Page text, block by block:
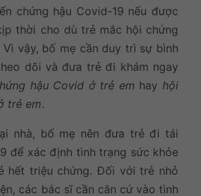
chứng hậu Covid-19 nếu được
thời cho dù trẻ mắc hội chứng
vậy, bố mẹ cần duy trì sự bình
dõi và đưa trẻ đi khám ngay
hậu Covid ở trẻ em hay hội
trẻ em.
nhà, bố mẹ nên đưa trẻ đi tái
để xác định tình trạng sức khỏe
hết triệu chứng. Đối với trẻ nhỏ
các bác sĩ cần căn cứ vào tình